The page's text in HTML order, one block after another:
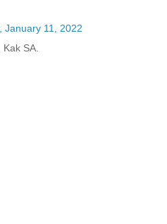
January 11, 2022
SA.